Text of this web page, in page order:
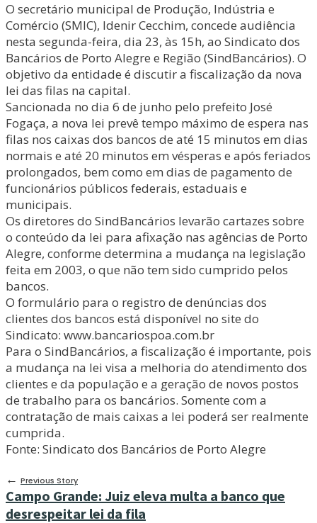
O secretário municipal de Produção, Indústria e
Comércio (SMIC), Idenir Cecchim, concede audiência
nesta segunda-feira, dia 23, às 15h, ao Sindicato dos
Bancários de Porto Alegre e Região (SindBancários). O
objetivo da entidade é discutir a fiscalização da nova
lei das filas na capital.
Sancionada no dia 6 de junho pelo prefeito José
Fogaça, a nova lei prevê tempo máximo de espera nas
filas nos caixas dos bancos de até 15 minutos em dias
normais e até 20 minutos em vésperas e após feriados
prolongados, bem como em dias de pagamento de
funcionários públicos federais, estaduais e
municipais.
Os diretores do SindBancários levarão cartazes sobre
o conteúdo da lei para afixação nas agências de Porto
Alegre, conforme determina a mudança na legislação
feita em 2003, o que não tem sido cumprido pelos
bancos.
O formulário para o registro de denúncias dos
clientes dos bancos está disponível no site do
Sindicato: www.bancariospoa.com.br
Para o SindBancários, a fiscalização é importante, pois
a mudança na lei visa a melhoria do atendimento dos
clientes e da população e a geração de novos postos
de trabalho para os bancários. Somente com a
contratação de mais caixas a lei poderá ser realmente
cumprida.
Fonte: Sindicato dos Bancários de Porto Alegre
← Previous Story
Campo Grande: Juiz eleva multa a banco que
desrespeitar lei da fila